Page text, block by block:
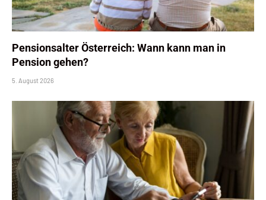
Pensionsalter Österreich: Wann kann man in
Pension gehen?
5. August 2026